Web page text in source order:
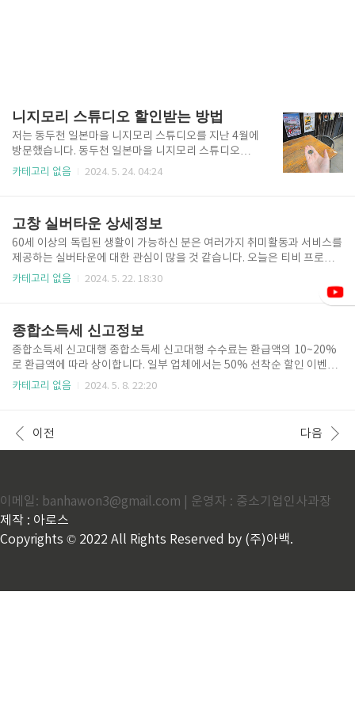
니지모리 스튜디오 할인받는 방법
저는 동두천 일본마을 니지모리 스튜디오를 지난 4월에
방문했습니다. 동두천 일본마을 니지모리 스튜디오는 1
9세 이상 성인만 입장 가능했는데요. 아기자기하고 다
오에서 할인받는 방법 4가지 알려드리겠습니다. 인스
타 바로가기 홈페이지 바로가기 카톡 친구추가 입장
할인 니지모리 스튜디오은 종종 시설보수를 하는 경우
가 있습니다. 제가 방문 했을 때가 그랬는데요. 입구에
서 티켓 확인할 때 일부 시설이 공사중이라고 안내해주
디오에 있는 카페나 ..
카테고리 없음 2024. 5. 24. 04:24
고창 실버타운 상세정보
60세 이상의 독립된 생활이 가능하신 분은 여러가지 취미활동과 서비스를
제공하는 실버타운에 대한 관심이 많을 것 같습니다. 오늘은 티비 프로그
램에 방영된 총 539세대의 주거, 의료, 편의시설을 완벽히 갖춘 노인복지
주택인 고창 실버타운의 체험과 타입별 금액 상세내용에 대해 알아보겠습
니다. 실버타운 체험고창 실버타운 가장 큰 장점으로는 콘도형 하우스와
령 제한 없이 실버타운을 체험할 수 있는 은퇴 체험 하우스가 존재한다는
것입니다. 거액의 보증금을 내거나 분양을 받아 입주하는 만큼 미리 체험
하우스에서 고창 실버타운을 체험해보고 입주를 결정하는 것을 추천드립
니다. 체험 신청 바로가기 다만, 체험하우스에서는 1대1 PT나 요가, 황..
카테고리 없음 2024. 5. 22. 18:30
종합소득세 신고정보
종합소득세 신고대행 종합소득세 신고대행 수수료는 환급액의 10~20%
로 환급액에 따라 상이합니다. 일부 업체에서는 50% 선착순 할인 이벤트
도 진행하고 있으니, 현재 사용하고 계시는 사이트가 있다면 조회 해보시
득세 신고와 지방세 신고까지 총 2번의 신고를 완료하고, 세금 환급이 나
오는 경우 종합소득세와 지방세가 별도로 환급됩니다. 종합소득세는 5월
카테고리 없음 2024. 5. 8. 22:20
이전 다음
이메일: banhawon3@gmail.com | 운영자 : 중소기업인사과장
제작 : 아로스
Copyrights © 2022 All Rights Reserved by (주)아백.